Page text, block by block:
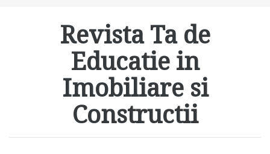
Revista Ta de
Educatie in
Imobiliare si
Constructii